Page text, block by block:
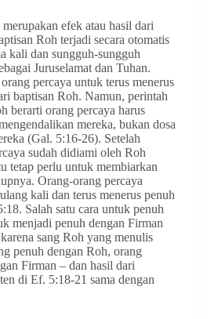
efek atau hasil dari
Roh terjadi secara otomatis
kali dan sungguh-sungguh
Juruselamat dan Tuhan.
percaya untuk terus menerus
baptisan Roh. Namun, perintah
berarti orang percaya harus
mereka, bukan dosa
(Gal. 5:16-26). Setelah
sudah didiami oleh Roh
tetap perlu untuk membiarkan
Orang-orang percaya
kali dan terus menerus penuh
Salah satu cara untuk penuh
menjadi penuh dengan Firman
sang Roh yang menulis
penuh dengan Roh, orang
Firman – dan hasil dari
di Ef. 5:18-21 sama dengan